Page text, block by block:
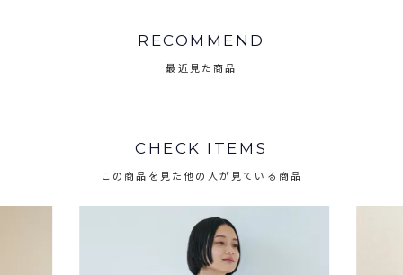
RECOMMEND
最近見た商品
CHECK ITEMS
この商品を見た他の人が見ている商品